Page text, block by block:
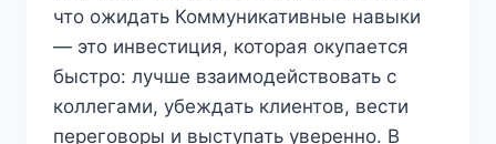
что ожидать Коммуникативные навыки
— это инвестиция, которая окупается
быстро: лучше взаимодействовать с
коллегами, убеждать клиентов, вести
переговоры и выступать уверенно. В